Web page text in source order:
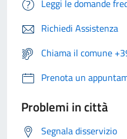
Leggi le domande
Richiedi Assistenza
Chiama il comune
Prenota un
Problemi in città
Segnala disservizio